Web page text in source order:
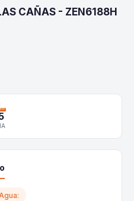
CAÑAS - ZEN6188H